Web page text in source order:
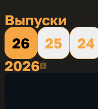
Выпуски
26
25 24
20262026